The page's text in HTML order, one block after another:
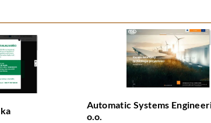
Automatic Systems
o.o.